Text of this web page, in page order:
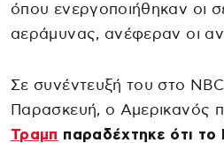
όπου ενεργοποιήθηκαν οι
αεράμυνας, ανέφεραν οι
Σε συνέντευξή του στο
Παρασκευή, ο Αμερικανός
Τραμπ παραδέχτηκε ότι το